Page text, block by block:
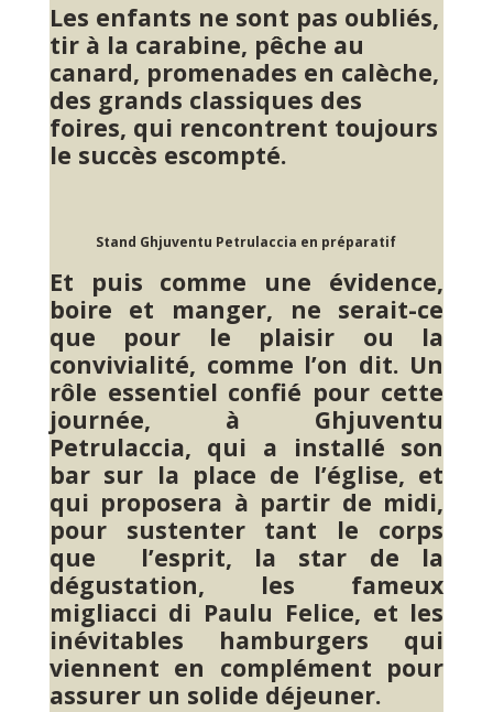
Les enfants ne sont pas oubliés,
tir à la carabine, pêche au
canard, promenades en calèche,
des grands classiques des
foires, qui rencontrent toujours
le succès escompté.
Stand Ghjuventu Petrulaccia en préparatif
Et puis comme une évidence,
boire et manger, ne serait-ce
que pour le plaisir ou la
convivialité, comme l’on dit. Un
rôle essentiel confié pour cette
journée, à Ghjuventu
Petrulaccia, qui a installé son
bar sur la place de l’église, et
qui proposera à partir de midi,
pour sustenter tant le corps
que l’esprit, la star de la
dégustation, les fameux
migliacci di Paulu Felice, et les
inévitables hamburgers qui
viennent en complément pour
assurer un solide déjeuner.